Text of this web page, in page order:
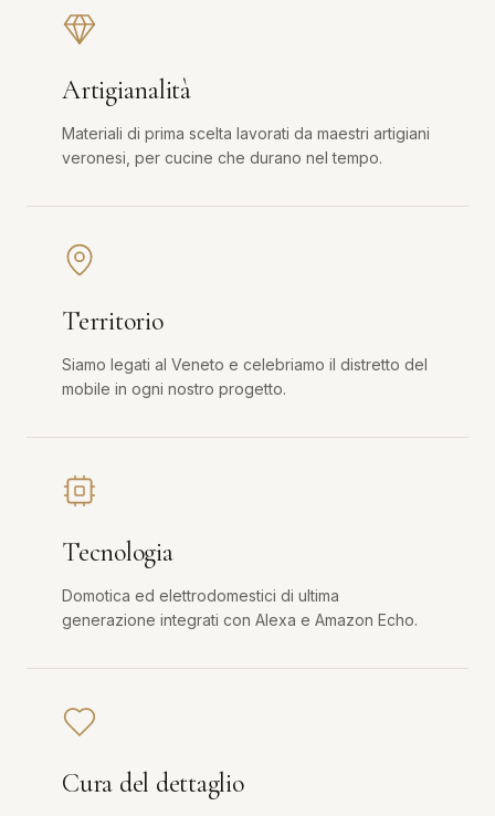
Artigianalità
Materiali di prima scelta lavorati da maestri artigiani
veronesi, per cucine che durano nel tempo.
Territorio
Siamo legati al Veneto e celebriamo il distretto del
mobile in ogni nostro progetto.
Tecnologia
Domotica ed elettrodomestici di ultima
generazione integrati con Alexa e Amazon Echo.
Cura del dettaglio